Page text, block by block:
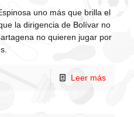
uno más que brilla el
la dirigencia de Bolívar no
no quieren jugar por
Leer más